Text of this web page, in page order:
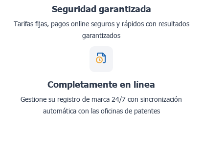
Seguridad garantizada
Tarifas fijas, pagos online seguros y rápidos con resultados
garantizados
Completamente en línea
Gestione su registro de marca 24/7 con sincronización
automática con las oficinas de patentes